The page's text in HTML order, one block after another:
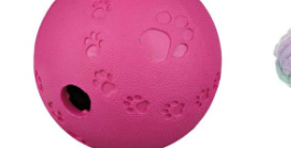
választhatók